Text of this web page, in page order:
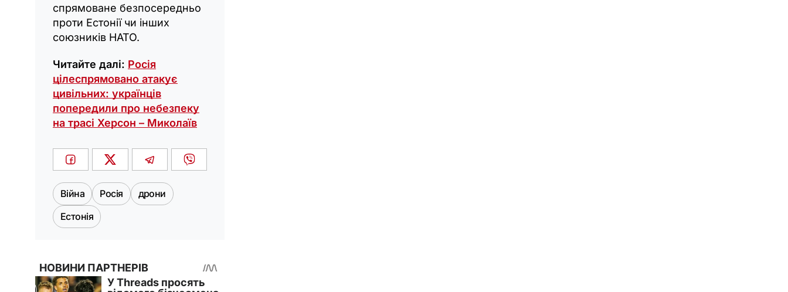
спрямоване безпосередньо
проти Естонії чи інших
союзників НАТО.
Читайте далі: Росія
цілеспрямовано атакує
цивільних: українців
попередили про небезпеку
на трасі Херсон – Миколаїв
Війна Росія
дрони
Естонія